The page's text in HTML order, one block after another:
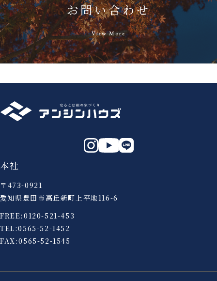
お問い合わせ
View More
本社
〒473-0921
愛知県豊田市高丘新町上平地116-6
FREE: 0120-521-453
TEL:0565-52-1452
FAX:0565-52-1545